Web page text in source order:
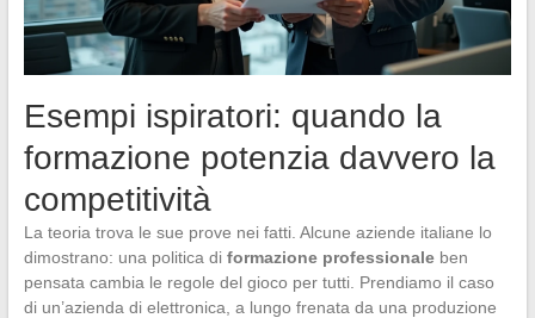
Esempi ispiratori: quando la
formazione potenzia davvero la
competitività
La teoria trova le sue prove nei fatti. Alcune aziende italiane lo
dimostrano: una politica di formazione professionaleben
pensata cambia le regole del gioco per tutti. Prendiamo il caso
di un’azienda di elettronica, a lungo frenata da una produzione